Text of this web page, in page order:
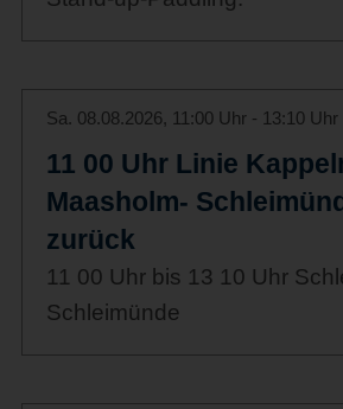
Sa. 08.08.2026, 11:00 Uhr - 13:10 Uhr
11 00 Uhr Linie
Maasholm-
zurück
11 00 Uhr bis 13 10 Uhr
Schleimünde